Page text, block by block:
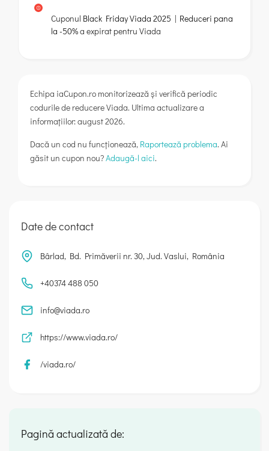
Cuponul Black Friday Viada 2025 | Reduceri pana
la -50%a expirat pentru Viada
Echipa iaCupon.ro monitorizează și verifică periodic
codurile de reducere Viada. Ultima actualizare a
informațiilor: august 2026.
Dacă un cod nu funcționează, Raportează problema. Ai
găsit un cupon nou?Adaugă-l aici.
Date de contact
Bârlad, Bd. Primăverii nr. 30, Jud. Vaslui, România
+40374 488 050
info@viada.ro
https://www.viada.ro/
/viada.ro/
Pagină actualizată de: